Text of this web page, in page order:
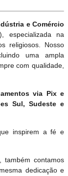
e Comércio
especializada na
religiosos. Nosso
uma ampla
com qualidade,
via Pix e
Sul, Sudeste e
inspirem a fé e
contamos
dedicação e